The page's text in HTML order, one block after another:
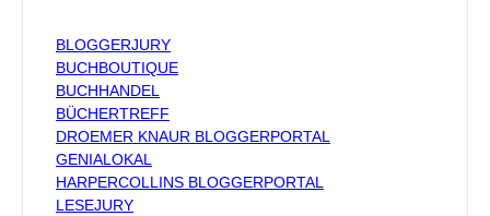
BLOGGERJURY
BUCHBOUTIQUE
BUCHHANDEL
BÜCHERTREFF
DROEMER KNAUR BLOGGERPORTAL
GENIALOKAL
HARPERCOLLINS BLOGGERPORTAL
LESEJURY